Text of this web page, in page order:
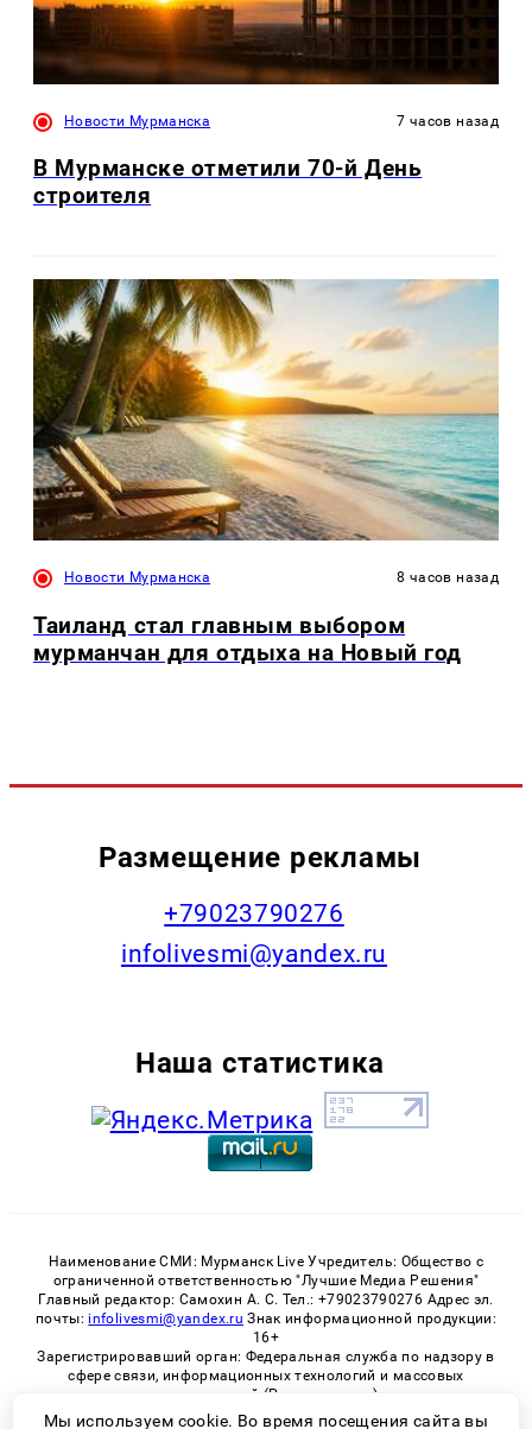
Новости Мурманска 7 часов назад
В Мурманске отметили 70-й День
строителя
Новости Мурманска 8 часов назад
Таиланд стал главным выбором
мурманчан для отдыха на Новый год
Размещение рекламы
+79023790276
infolivesmi@yandex.ru
Наша статистика
Наименование СМИ: Мурманск Live Учредитель: Общество с
ограниченной ответственностью "Лучшие Медиа Решения"
Главный редактор: Самохин А. С. Тел.: +79023790276 Адрес эл.
почты: infolivesmi@yandex.ru Знак информационной продукции:
16+
Зарегистрировавший орган: Федеральная служба по надзору в
сфере связи, информационных технологий и массовых
коммуникаций (Роскомнадзор)
Регистрационный номер СМИ ЭЛ № ФС 77 - 82534 от 21.01.2022
Мы используем cookie. Во время посещения сайта вы